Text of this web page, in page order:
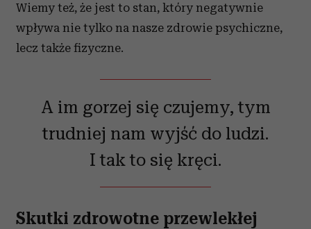
Wiemy też, że jest to stan, który negatywnie
wpływa nie tylko na nasze zdrowie psychiczne,
lecz także fizyczne.
A im gorzej się czujemy, tym
trudniej nam wyjść do ludzi.
I tak to się kręci.
Skutki zdrowotne przewlekłej